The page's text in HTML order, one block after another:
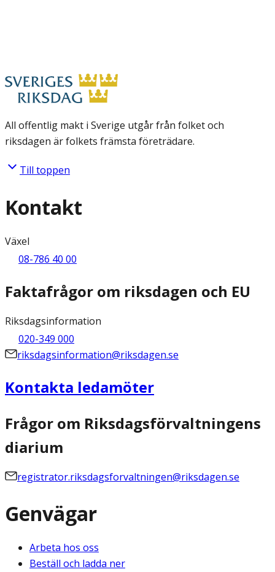
All offentlig makt i Sverige utgår från folket och
riksdagen är folkets främsta företrädare.
Till toppen
Kontakt
Växel
08-786 40 00
Faktafrågor om riksdagen och EU
Riksdagsinformation
020-349 000
riksdagsinformation@riksdagen.se
Kontakta ledamöter
Frågor om Riksdagsförvaltningens
diarium
registrator.riksdagsforvaltningen@riksdagen.se
Genvägar
Arbeta hos oss
Beställ och ladda ner